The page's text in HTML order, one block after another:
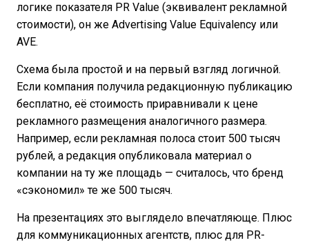
логике показателя PR Value (эквивалент рекламной
стоимости), он же Advertising Value Equivalency или
AVE.
Схема была простой и на первый взгляд логичной.
Если компания получила редакционную публикацию
бесплатно, её стоимость приравнивали к цене
рекламного размещения аналогичного размера.
Например, если рекламная полоса стоит 500 тысяч
рублей, а редакция опубликовала материал о
компании на ту же площадь — считалось, что бренд
«сэкономил» те же 500 тысяч.
На презентациях это выглядело впечатляюще. Плюс
для коммуникационных агентств, плюс для PR-